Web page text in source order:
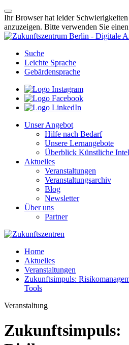
Ihr Browser hat leider
anzuzeigen. Bitte verwenden Sie einen
Suche
Leichte Sprache
Gebärdensprache
Unser Angebot
Hilfe nach Bedarf
Unsere Lernangebote
Überblick Künstliche
Aktuelles
Veranstaltungen
Veranstaltungsarchiv
Blog
Newsletter
Über uns
Partner
Home
Aktuelles
Veranstaltungen
Zukunftsimpuls:
Tools
Veranstaltung
Zukunftsimpuls: